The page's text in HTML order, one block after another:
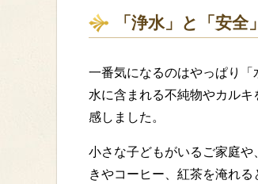
「浄水」と「安
一番気になるのはやっぱり
水に含まれる不純物やカル
感しました。
小さな子どもがいるご家庭
きやコーヒー、紅茶を淹れる